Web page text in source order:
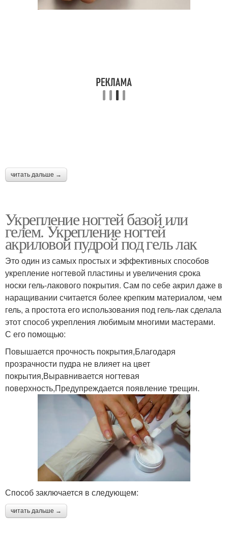
читать дальше →
Укрепление ногтей базой или
гелем. Укрепление ногтей
акриловой пудрой под гель лак
Это один из самых простых и эффективных способов
укрепление ногтевой пластины и увеличения срока
носки гель-лакового покрытия. Сам по себе акрил даже в
наращивании считается более крепким материалом, чем
гель, а простота его использования под гель-лак сделала
этот способ укрепления любимым многими мастерами.
С его помощью:
Повышается прочность покрытия,Благодаря
прозрачности пудра не влияет на цвет
покрытия,Выравнивается ногтевая
поверхность,Предупреждается появление трещин.
Способ заключается в следующем:
читать дальше →